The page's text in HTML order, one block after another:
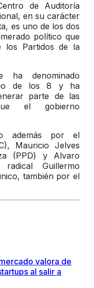
de Auditoría
en su carácter
es uno de los dos
político que
los Partidos de la
denominado
de los 8 y ha
parte de las
el gobierno
además por el
Mauricio Jelves
(PPD) y Alvaro
Guillermo
también por el
valora de
al salir a